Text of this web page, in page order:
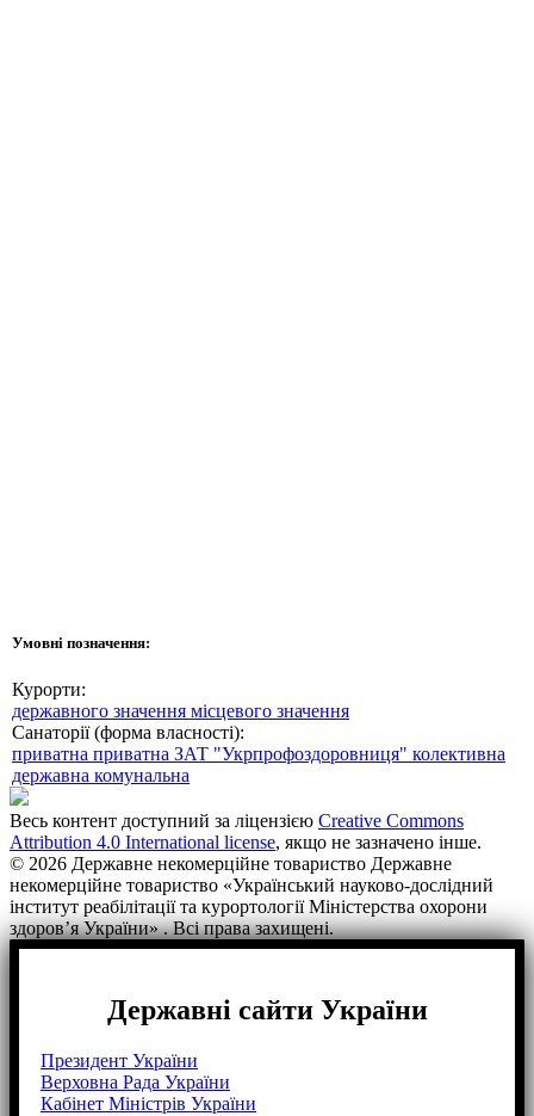
Умовні позначення:
Курорти:
державного значення місцевого значення
Санаторії (форма власності):
приватна приватна ЗАТ "Укрпрофоздоровниця" колективна
державна комунальна
Весь контент доступний за ліцензією Creative Commons
Attribution 4.0 International license, якщо не зазначено інше.
© 2026 Державне некомерційне товариство Державне
некомерційне товариство «Український науково-дослідний
інститут реабілітації та курортології Міністерства охорони
здоров’я України» . Всі права захищені.
Державні сайти України
Президент України
Верховна Рада України
Кабінет Міністрів України